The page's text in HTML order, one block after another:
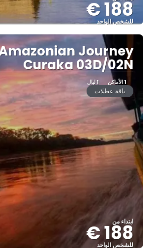
188 €
للشخص الواحد
شاهد
Journey
Curaka 03D/02N
1 الأماكن 1 ليال
باقة عطلات
ابتداء من
188 €
للشخص الواحد